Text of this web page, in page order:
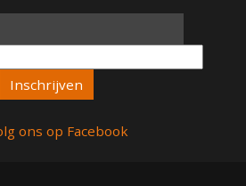
Email
ons op Facebook